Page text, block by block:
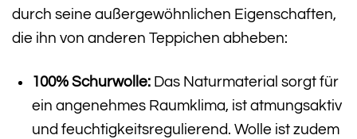
durch seine außergewöhnlichen Eigenschaften,
die ihn von anderen Teppichen abheben:
100% Schurwolle:Das Naturmaterial sorgt für
ein angenehmes Raumklima, ist atmungsaktiv
und feuchtigkeitsregulierend. Wolle ist zudem